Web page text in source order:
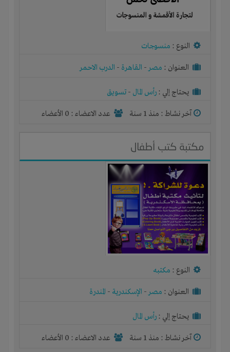
النوع : منسوجات
العنوان : مصر- القاهرة - الدرب الاحمر
يحتاج إلي : رأس المال - تسويق
آخر نشاط : منذ 1 سنة عدد الاعضاء : 0 الأعضاء
مكتبة كتب أطفال
النوع : مكتبه
العنوان : مصر- الإسكندرية - المندرة
يحتاج إلي : رأس المال
آخر نشاط : منذ 1 سنة عدد الاعضاء : 0 الأعضاء